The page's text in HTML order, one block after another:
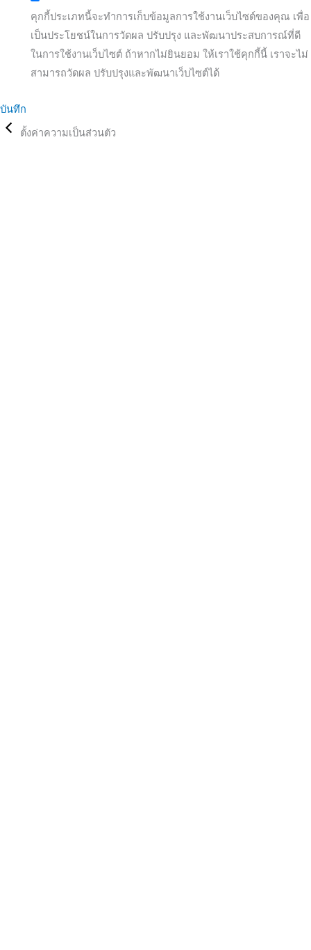
คุกกี้ประเภทนี้จะทำการเก็บข้อมูลการใช้งานเว็บไซต์ของคุณ เพื่อ
เป็นประโยชน์ในการวัดผล ปรับปรุง และพัฒนาประสบการณ์ที่ดี
ในการใช้งานเว็บไซต์ ถ้าหากไม่ยินยอม ให้เราใช้คุกกี้นี้ เราจะไม่
สามารถวัดผล ปรับปรุงและพัฒนาเว็บไซต์ได้
บันทึก
ตั้งค่าความเป็นส่วนตัว